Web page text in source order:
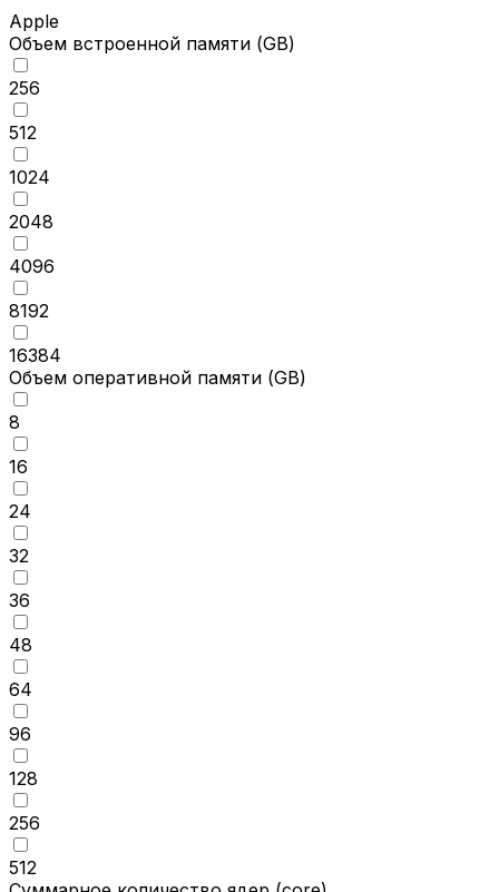
Apple
Объем встроенной памяти (GB)
256
512
1024
2048
4096
8192
16384
Объем оперативной памяти (GB)
8
16
24
32
36
48
64
96
128
256
512